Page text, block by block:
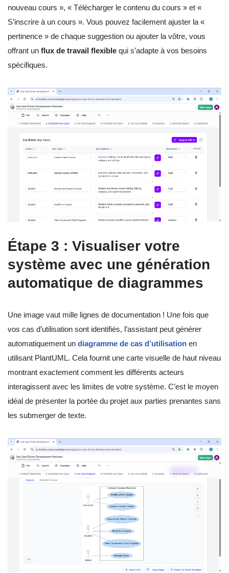
nouveau cours », « Télécharger le contenu du cours » et «
S’inscrire à un cours ». Vous pouvez facilement ajuster la «
pertinence » de chaque suggestion ou ajouter la vôtre, vous
offrant un flux de travail flexible qui s’adapte à vos besoins
spécifiques.
Étape 3 : Visualiser votre
système avec une génération
automatique de diagrammes
Une image vaut mille lignes de documentation ! Une fois que
vos cas d’utilisation sont identifiés, l’assistant peut générer
automatiquement un diagramme de cas d’utilisation en
utilisant PlantUML. Cela fournit une carte visuelle de haut niveau
montrant exactement comment les différents acteurs
interagissent avec les limites de votre système. C’est le moyen
idéal de présenter la portée du projet aux parties prenantes sans
les submerger de texte.